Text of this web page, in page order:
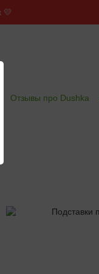
💛
Отзывы про Dushka